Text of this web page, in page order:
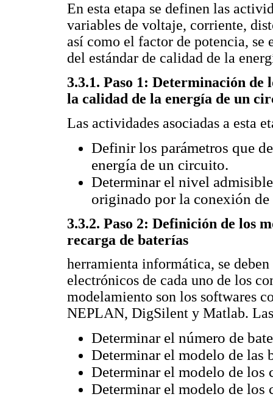
En esta etapa se definen las
variables de voltaje, corriente,
así como el factor de potencia, se
del estándar de calidad de la
3.3.1. Paso 1: Determinación
la calidad de la energía de un
Las actividades asociadas a esta
Definir los parámetros que
energía de un circuito.
Determinar el nivel
originado por la conexión de
3.3.2. Paso 2: Definición de los
recarga de baterías
herramienta informática, se
electrónicos de cada uno de los
modelamiento son los softwares
NEPLAN, DigSilent y Matlab. Las
Determinar el número de
Determinar el modelo de las
Determinar el modelo de los
Determinar el modelo de los